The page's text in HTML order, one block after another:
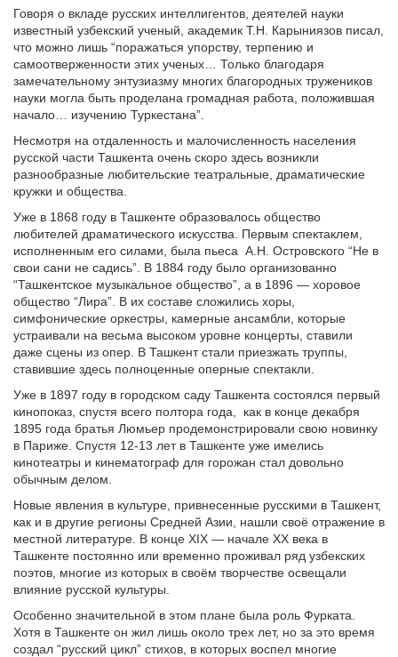
Говоря о вкладе русских интеллигентов, деятелей науки
известный узбекский ученый, академик Т.Н. Карыниязов писал,
что можно лишь “поражаться упорству, терпению и
самоотверженности этих ученых… Только благодаря
замечательному энтузиазму многих благородных тружеников
науки могла быть проделана громадная работа, положившая
начало… изучению Туркестана”.
Несмотря на отдаленность и малочисленность населения
русской части Ташкента очень скоро здесь возникли
разнообразные любительские театральные, драматические
кружки и общества.
Уже в 1868 году в Ташкенте образовалось общество
любителей драматического искусства. Первым спектаклем,
исполненным его силами, была пьеса А.Н. Островского “Не в
свои сани не садись”. В 1884 году было организованно
“Ташкентское музыкальное общество”, а в 1896 — хоровое
общество “Лира”. В их составе сложились хоры,
симфонические оркестры, камерные ансамбли, которые
устраивали на весьма высоком уровне концерты, ставили
даже сцены из опер. В Ташкент стали приезжать труппы,
ставившие здесь полноценные оперные спектакли.
Уже в 1897 году в городском саду Ташкента состоялся первый
кинопоказ, спустя всего полтора года,
как в конце декабря
1895 года братья Люмьер продемонстрировали свою новинку
в Париже. Спустя 12-13 лет в Ташкенте уже имелись
кинотеатры и кинематограф для горожан стал довольно
обычным делом.
Новые явления в культуре, привнесенные русскими в Ташкент,
как и в другие регионы Средней Азии, нашли своё отражение в
местной литературе. В конце XIX — начале XX века в
Ташкенте постоянно или временно проживал ряд узбекских
поэтов, многие из которых в своём творчестве освещали
влияние русской культуры.
Особенно значительной в этом плане была роль Фурката.
Хотя в Ташкенте он жил лишь около трех лет, но за это время
создал “русский цикл” стихов, в которых воспел многие